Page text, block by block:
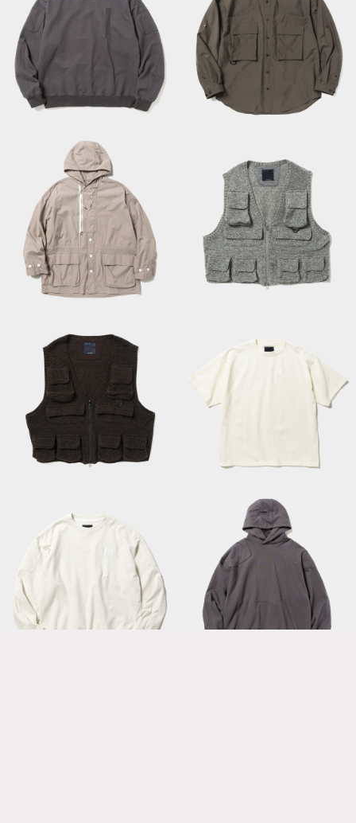
Pad Sweatshirt /
Charcoal
Luggage L.S SH /
Charcoal
Trinity Cloth Shirt
Hoodie / Pink Beige
Knit Luggage Vest /
Blue Grey
Knit Luggage Vest /
Charcoal
Elastic S/S Tee / Off
White
Pad Sweatshirt / Off
Pad Hoodie /